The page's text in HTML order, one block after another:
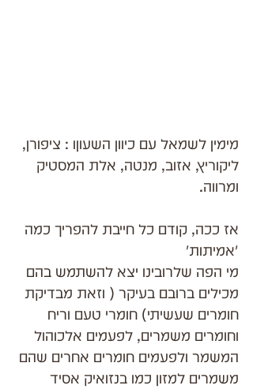
מימין לשמאל עם כיוון השעוןו : ציפורן,
ליקוריץ, אזוב, מנטה, אלת המסטיק
ומרווה.
אז ככה, קודם כל חייבת להפריך כמה
'אמיתות'
מי הפה שלרובינו יצא להשתמש בהם
מכילים ברובם בעיקר ( וזאת מבדיקת
חומרים שעשיתי) חומרי טעם וריח
וחומרים משמרים, לפעמים אלכוהול
המשמר ולפעמים חומרים אחרים שהם
משמרים למזון כמו בנזואיק אסיד